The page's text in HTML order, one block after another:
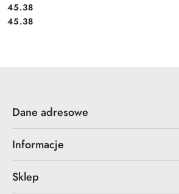
Cena:
45.38
Cena:
45.38
Dane adresowe
Informacje
Sklep